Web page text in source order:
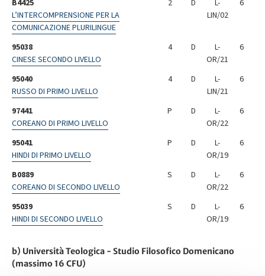
B4425
L’INTERCOMPRENSIONE PER LA
COMUNICAZIONE PLURILINGUE
2 D
L-
LIN/02
6
95038
CINESE SECONDO LIVELLO
4 D
L-
OR/21
6
95040
RUSSO DI PRIMO LIVELLO
4 D
L-
LIN/21
6
97441
COREANO DI PRIMO LIVELLO
P D
L-
OR/22
6
95041
HINDI DI PRIMO LIVELLO
P D
L-
OR/19
6
B0889
COREANO DI SECONDO LIVELLO
S D
L-
OR/22
6
95039
HINDI DI SECONDO LIVELLO
S D
L-
OR/19
6
b) Università Teologica - Studio Filosofico Domenicano
(massimo 16 CFU)